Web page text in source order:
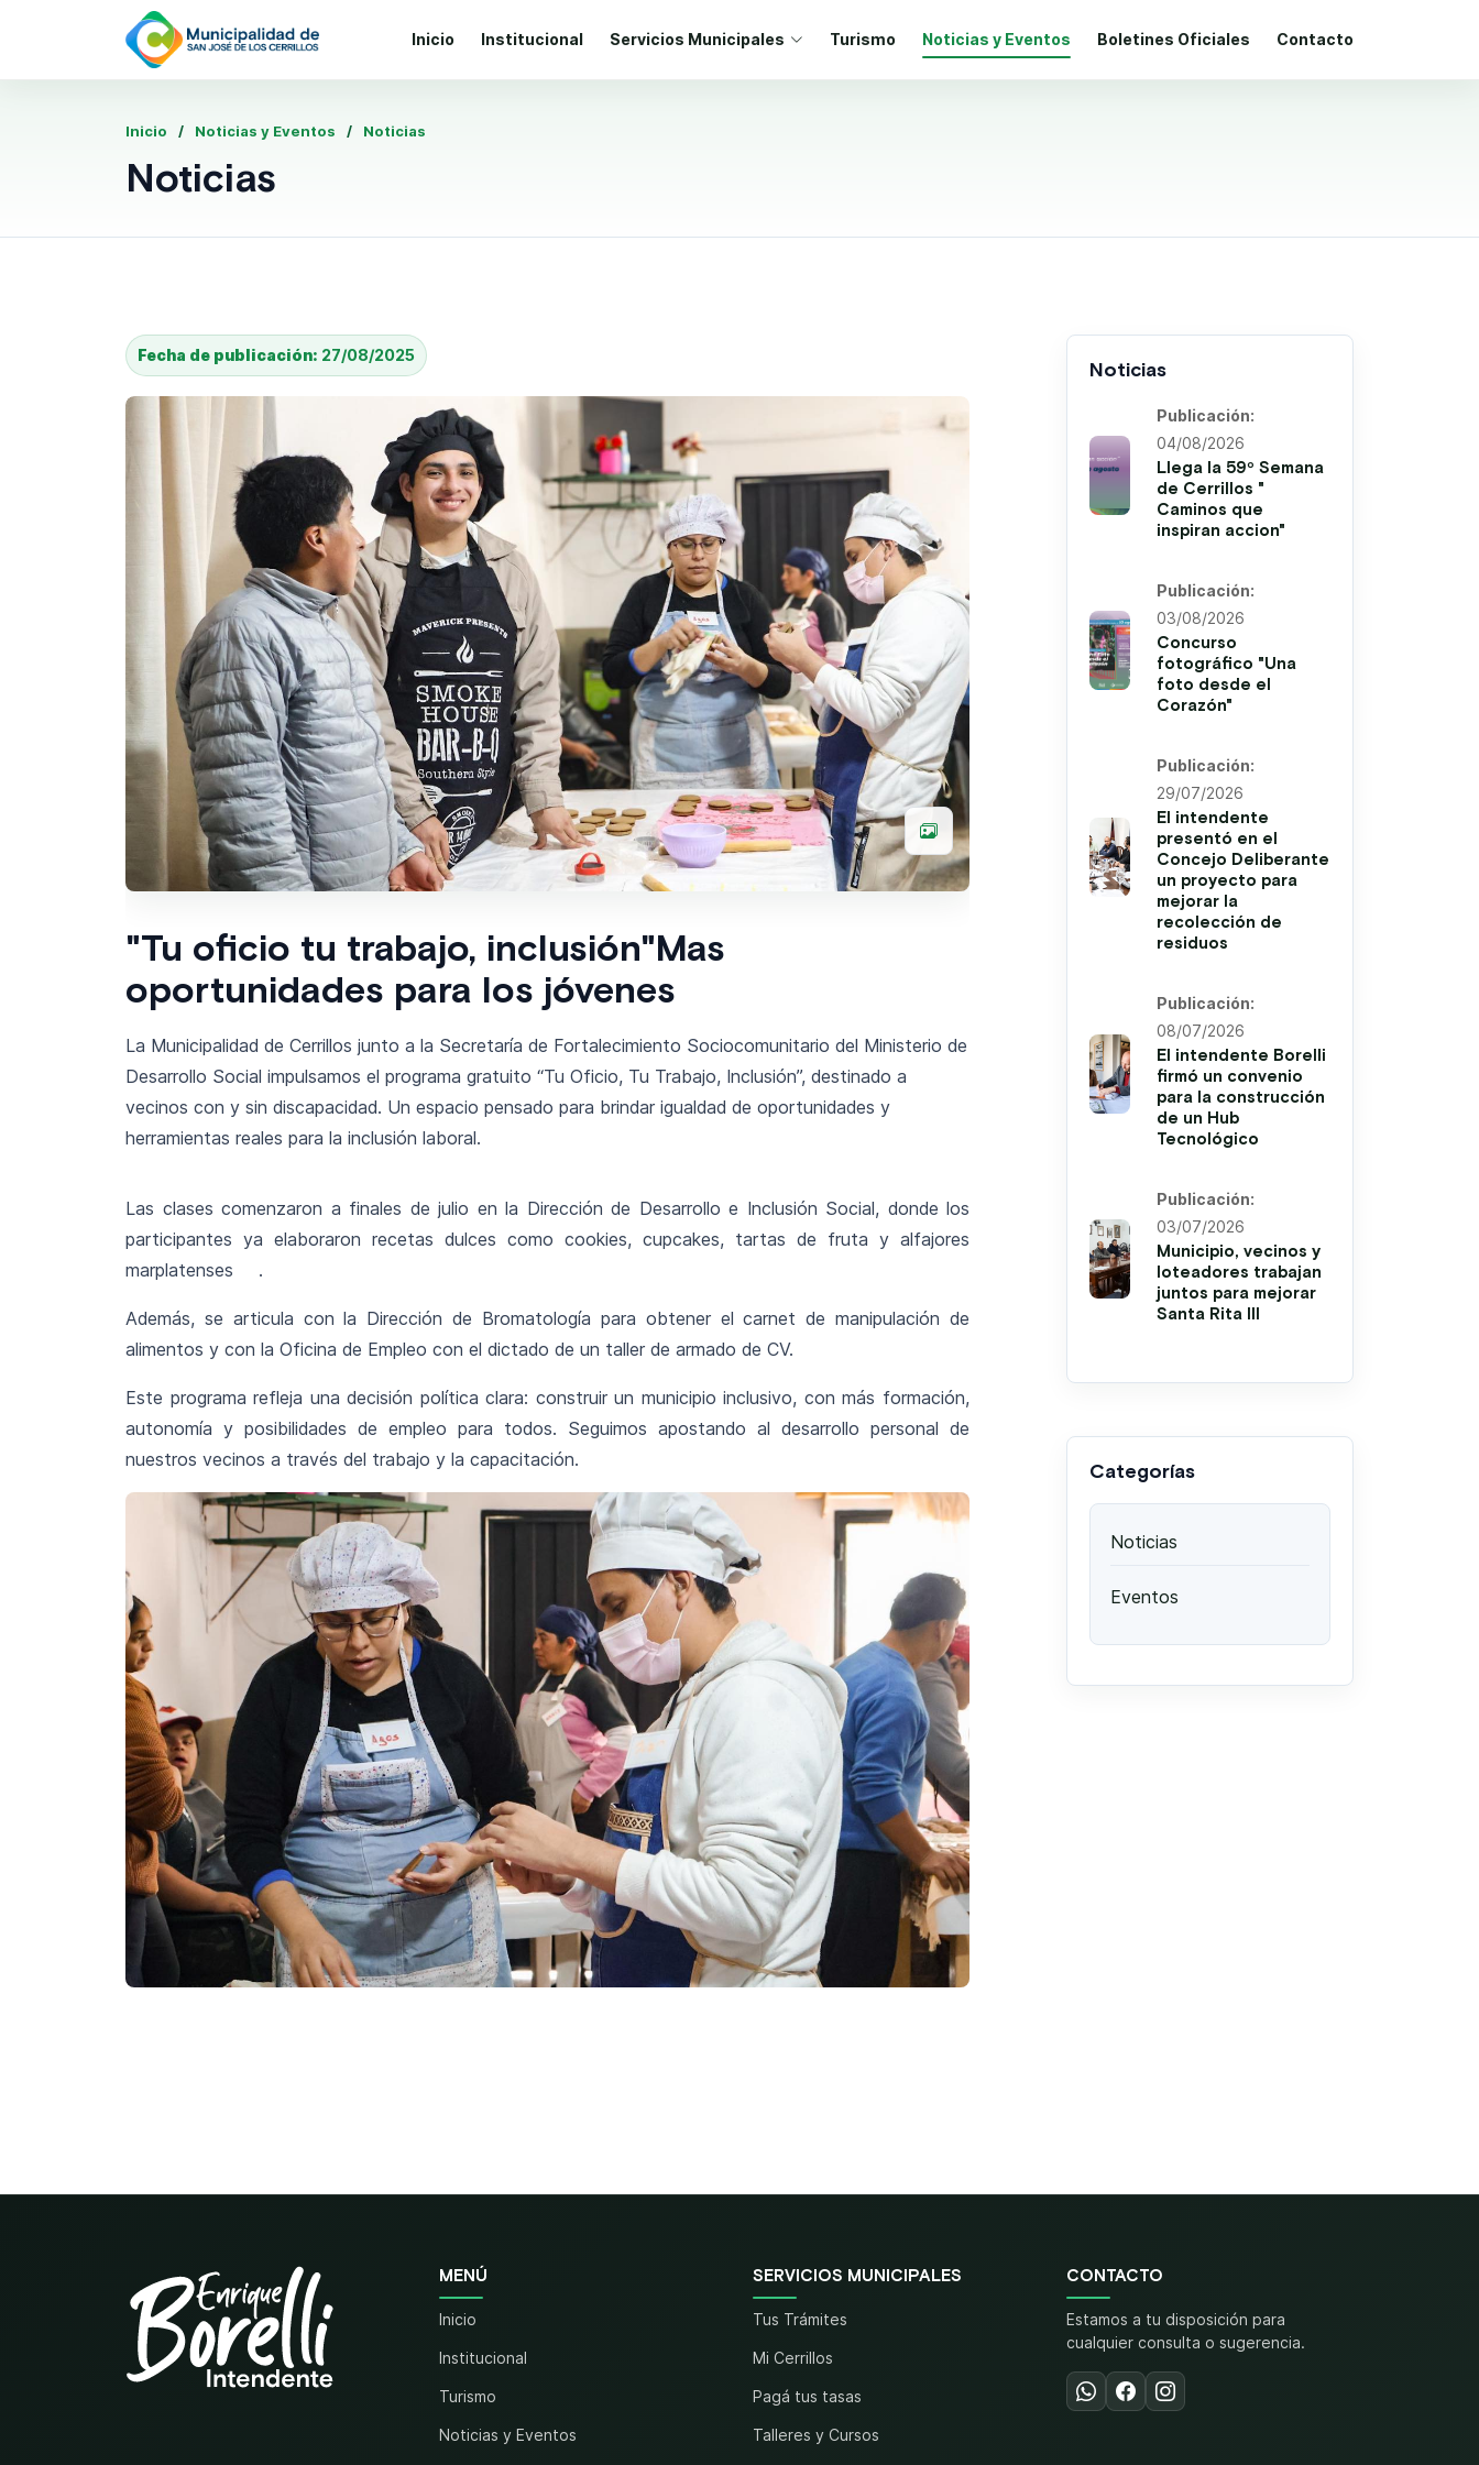
Inicio Institucional Servicios Municipales Turismo Noticias y Eventos Boletines Oficiales Contacto
Inicio Noticias y Eventos Noticias
Noticias
Fecha de publicación: 27/08/2025
"Tu oficio tu trabajo, inclusión"Mas
oportunidades para los jóvenes
La Municipalidad de Cerrillos junto a la Secretaría de Fortalecimiento Sociocomunitario del Ministerio de
Desarrollo Social impulsamos el programa gratuito “Tu Oficio, Tu Trabajo, Inclusión”, destinado a
vecinos con y sin discapacidad. Un espacio pensado para brindar igualdad de oportunidades y
herramientas reales para la inclusión laboral.
Las clases comenzaron a finales de julio en la Dirección de Desarrollo e Inclusión Social, donde los
participantes ya elaboraron recetas dulces como cookies, cupcakes, tartas de fruta y alfajores
marplatenses
.
Además, se articula con la Dirección de Bromatología para obtener el carnet de manipulación de
alimentos y con la Oficina de Empleo con el dictado de un taller de armado de CV.
Este programa refleja una decisión política clara: construir un municipio inclusivo, con más formación,
autonomía y posibilidades de empleo para todos. Seguimos apostando al desarrollo personal de
nuestros vecinos a través del trabajo y la capacitación.
Noticias
Publicación:
04/08/2026
Llega la 59º Semana
de Cerrillos "
Caminos que
inspiran accion"
Publicación:
03/08/2026
Concurso
fotográfico "Una
foto desde el
Corazón"
Publicación:
29/07/2026
El intendente
presentó en el
Concejo Deliberante
un proyecto para
mejorar la
recolección de
residuos
Publicación:
08/07/2026
El intendente Borelli
firmó un convenio
para la construcción
de un Hub
Tecnológico
Publicación:
03/07/2026
Municipio, vecinos y
loteadores trabajan
juntos para mejorar
Santa Rita III
Categorías
Noticias
Eventos
MENÚ
Inicio
Institucional
Turismo
Noticias y Eventos
SERVICIOS MUNICIPALES
Tus Trámites
Mi Cerrillos
Pagá tus tasas
Talleres y Cursos
CONTACTO
Estamos a tu disposición para
cualquier consulta o sugerencia.